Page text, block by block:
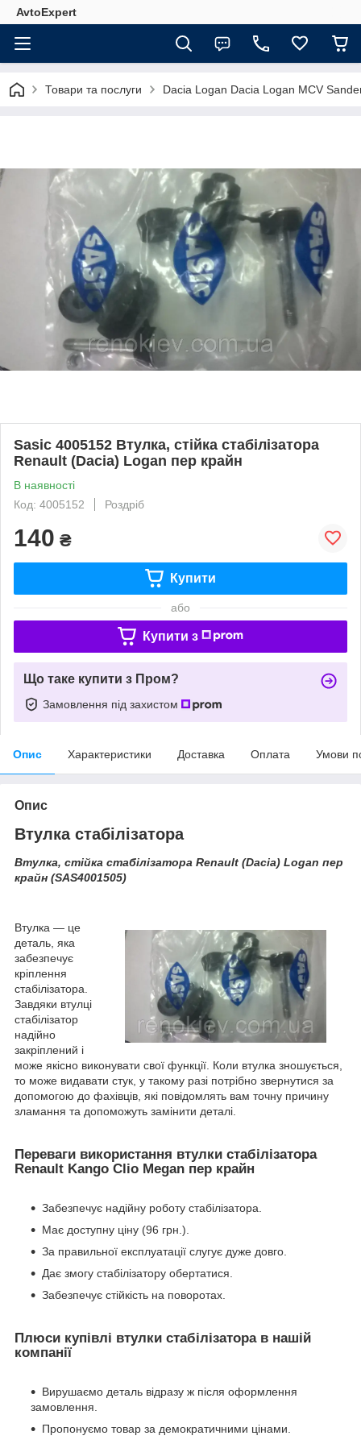
AvtoExpert
Товари та послуги Dacia Logan Dacia Logan MCV
Sasic 4005152 Втулка, стійка стабілізатора
Renault (Dacia) Logan пер крайн
В наявності
Код: 4005152
Роздріб
140 ₴
Купити
або
Купити з
Що таке купити з Пром?
Замовлення під захистом
Опис Характеристики Доставка Оплата Умови
Опис
Втулка стабілізатора
Втулка, стійка стабілізатора Renault (Dacia) Logan пер
крайн (SAS4001505)
Втулка — це
деталь, яка
забезпечує
кріплення
стабілізатора.
Завдяки втулці
стабілізатор
надійно
закріплений і
може якісно виконувати свої функції. Коли втулка зношується,
то може видавати стук, у такому разі потрібно звернутися за
допомогою до фахівців, які повідомлять вам точну причину
зламання та допоможуть замінити деталі.
Переваги використання втулки стабілізатора
Renault Kango Clio Megan пер крайн
Забезпечує надійну роботу стабілізатора.
Має доступну ціну (96 грн.).
За правильної експлуатації слугує дуже довго.
Дає змогу стабілізатору обертатися.
Забезпечує стійкість на поворотах.
Плюси купівлі втулки стабілізатора в нашій
компанії
Вирушаємо деталь відразу ж після оформлення
замовлення.
Пропонуємо товар за демократичними цінами.